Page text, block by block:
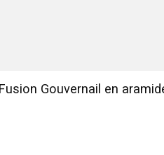
Gouvernail en